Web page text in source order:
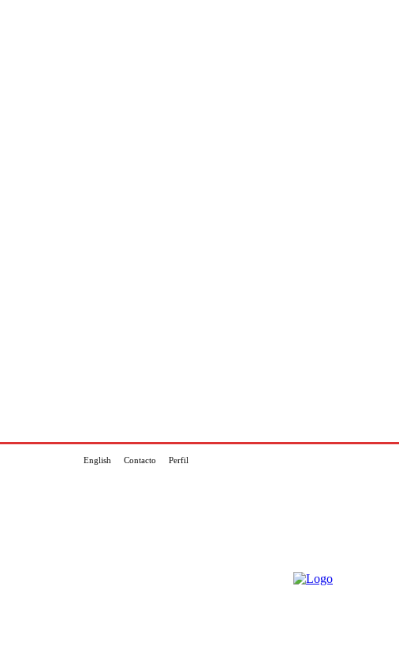
English Contacto Perfil